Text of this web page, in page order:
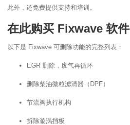
此外，还免费提供支持和培训。
在此购买 Fixwave 软件
以下是 Fixwave 可删除功能的完整列表：
EGR 删除，废气再循环
删除柴油微粒滤清器（DPF）
节流阀执行机构
拆除漩涡挡板